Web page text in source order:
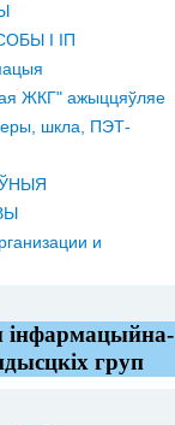
І ІП
ЖКГ" ажыццяўляе
шкла, ПЭТ-
и
груп